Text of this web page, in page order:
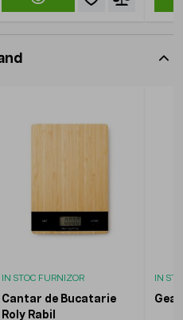
IN STOC FURNIZOR
Cantar de Bucatarie
Roly Rabil
IN